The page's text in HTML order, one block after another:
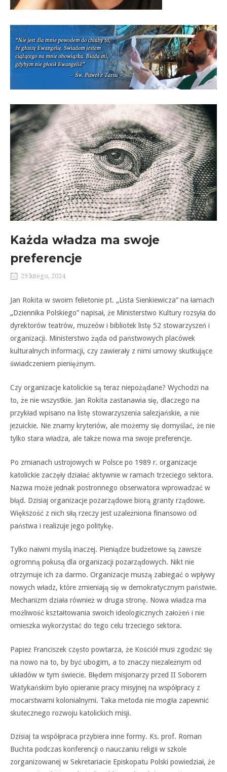
Każda władza ma swoje
preferencje
29 lutego, 2024
Jan Rokita w swoim felietonie pt. „Lista Sienkiewicza” na łamach
„Dziennika Polskiego” napisał, że Ministerstwo Kultury rozsyła do
dyrektorów teatrów, muzeów i bibliotek listę 52 stowarzyszeń i
organizacji. Ministerstwo żąda od państwowych placówek
kulturalnych informacji, czy zawierały z nimi umowy skutkujące
świadczeniem pieniężnym.
Czy organizacje katolickie są teraz niepożądane? Wychodzi na
to, że nie wszystkie. Jan Rokita zastanawia się, dlaczego na
przykład wpisano na listę stowarzyszenia salezjańskie, a nie
jezuickie. Nie znamy kryteriów, ale możemy się domyślać, że nie
tylko stara władza, ale także nowa ma swoje preferencje.
Po zmianach ustrojowych w Polsce po 1989 r. organizacje
katolickie zaczęły działać aktywnie w ramach trzeciego sektora.
Nazwa może jednak postronnego obserwatora wprowadzać w
błąd. Dzisiaj organizacje pozarządowe biorą granty rządowe.
Większość z nich siłą rzeczy jest uzależniona finansowo od
państwa i realizuje jego politykę.
Tylko naiwni myślą inaczej. Pieniądze budżetowe są zawsze
ogromną pokusą dla organizacji pozarządowych. Nikt nie
otrzymuje ich za darmo. Organizacje muszą zabiegać o wpływy
nowych władz, które zmieniają się w demokratycznym państwie.
Mechanizm działa również w druga stronę. Nowa władza ma
możliwość kształtowania swoich ideologicznych założeń i nie
omieszka wykorzystać do tego celu trzeciego sektora.
Papież Franciszek często powtarza, że Kościół musi zgodzić się
na nowo na to, by być ubogim, a to znaczy niezależnym od
układów w tym świecie. Błędem misjonarzy przed II Soborem
Watykańskim było opieranie pracy misyjnej na współpracy z
mocarstwami kolonialnymi. Taka metoda nie mogła zapewnić
skutecznego rozwoju katolickich misji.
Dzisiaj ta współpraca przybiera inne formy. Ks. prof. Roman
Buchta podczas konferencji o nauczaniu religii w szkole
zorganizowanej w Sekretariacie Episkopatu Polski powiedział, że